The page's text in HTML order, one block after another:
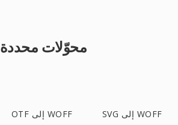
محوّلات محددة
OTF إلى WOFF SVG إلى WOFF